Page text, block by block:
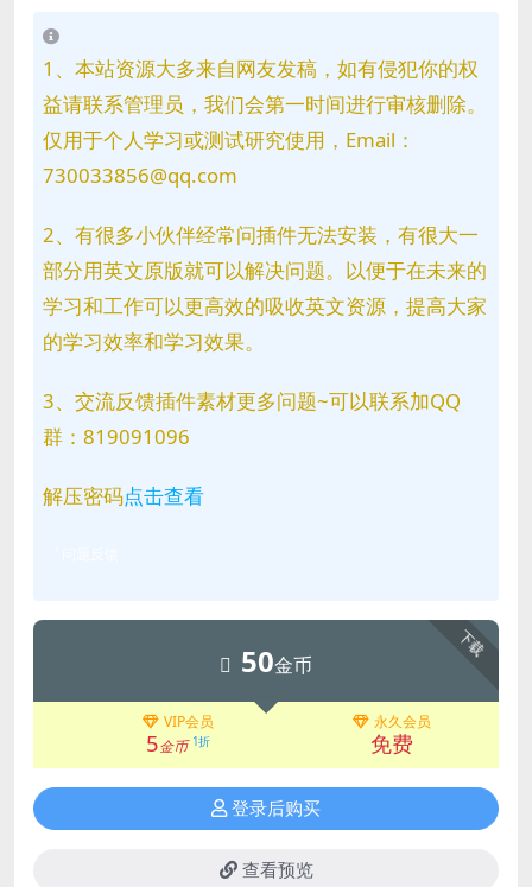
1、本站资源大多来自网友发稿，如有侵犯你的权
益请联系管理员，我们会第一时间进行审核删除。
仅用于个人学习或测试研究使用，Email：
730033856@qq.com
2、有很多小伙伴经常问插件无法安装，有很大一
部分用英文原版就可以解决问题。以便于在未来的
学习和工作可以更高效的吸收英文资源，提高大家
的学习效率和学习效果。
3、交流反馈插件素材更多问题~可以联系加QQ
群：819091096
解压密码点击查看
下载
50金币
VIP会员
5金币 1折
永久会员
免费
登录后购买
查看预览